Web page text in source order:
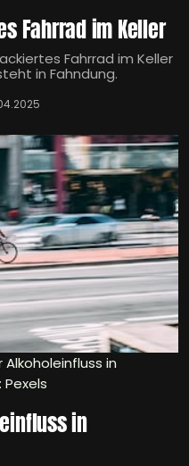
Fahrrad im Keller
Fahrrad im Keller
in Fahndung.
in
in